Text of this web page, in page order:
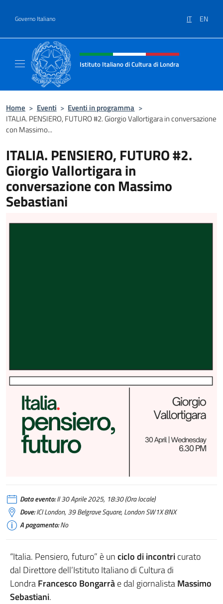
Governo Italiano IT EN
Intestazione sito, social e menù
Istituto Italiano di Cultura di Londra
Home > Eventi > Eventi in programma >
ITALIA. PENSIERO, FUTURO #2. Giorgio Vallortigara in conversazione
con Massimo...
ITALIA. PENSIERO, FUTURO #2.
Giorgio Vallortigara in
conversazione con Massimo
Sebastiani
Data evento:Il 30 Aprile 2025, 18:30 (Ora locale)
Dove:ICI London, 39 Belgrave Square, London SW1X 8NX
A pagamento:No
“Italia. Pensiero, futuro” è unciclo di incontricurato
dal Direttore dell’Istituto Italiano di Cultura di
LondraFrancesco Bongarràe dal giornalistaMassimo
Sebastiani.